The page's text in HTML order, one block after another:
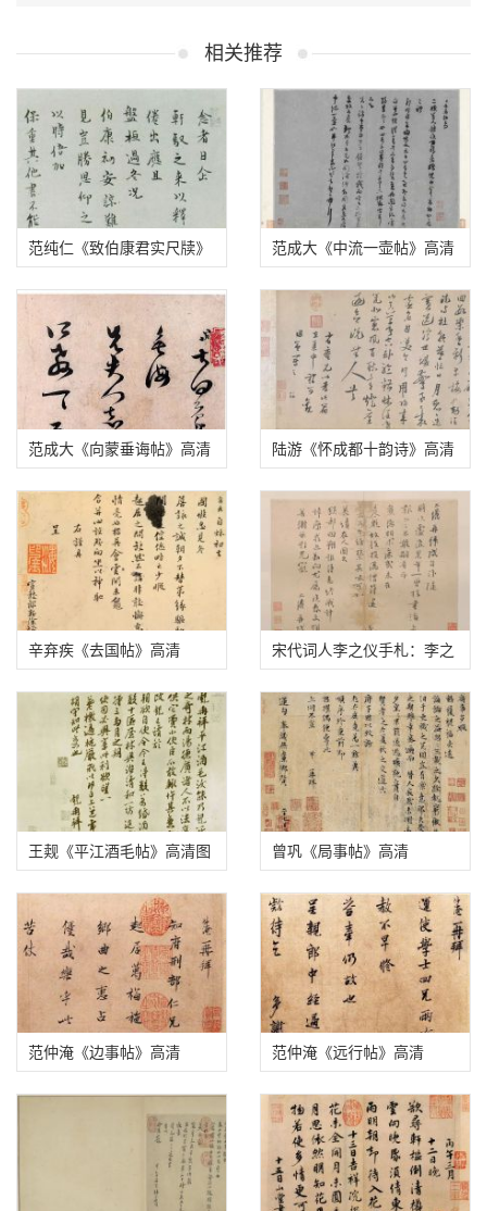
相关推荐
范纯仁《致伯康君实尺牍》
高清
范成大《中流一壶帖》高清
范成大《向蒙垂诲帖》高清
陆游《怀成都十韵诗》高清
图
辛弃疾《去国帖》高清
宋代词人李之仪手札：李之
仪《汴隄帖》
王觌《平江酒毛帖》高清图 曾巩《局事帖》高清
范仲淹《边事帖》高清 范仲淹《远行帖》高清